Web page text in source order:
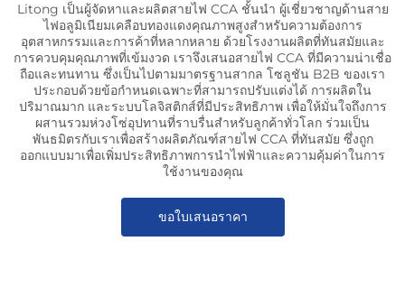
Litong เป็นผู้จัดหาและผลิตสายไฟ CCA ชั้นนำ ผู้เชี่ยวชาญด้านสาย
ไฟอลูมิเนียมเคลือบทองแดงคุณภาพสูงสำหรับความต้องการ
อุตสาหกรรมและการค้าที่หลากหลาย ด้วยโรงงานผลิตที่ทันสมัยและ
การควบคุมคุณภาพที่เข้มงวด เราจึงเสนอสายไฟ CCA ที่มีความน่าเชื่อ
ถือและทนทาน ซึ่งเป็นไปตามมาตรฐานสากล โซลูชัน B2B ของเรา
ประกอบด้วยข้อกำหนดเฉพาะที่สามารถปรับแต่งได้ การผลิตใน
ปริมาณมาก และระบบโลจิสติกส์ที่มีประสิทธิภาพ เพื่อให้มั่นใจถึงการ
ผสานรวมห่วงโซ่อุปทานที่ราบรื่นสำหรับลูกค้าทั่วโลก ร่วมเป็น
พันธมิตรกับเราเพื่อสร้างผลิตภัณฑ์สายไฟ CCA ที่ทันสมัย ซึ่งถูก
ออกแบบมาเพื่อเพิ่มประสิทธิภาพการนำไฟฟ้าและความคุ้มค่าในการ
ใช้งานของคุณ
ขอใบเสนอราคา